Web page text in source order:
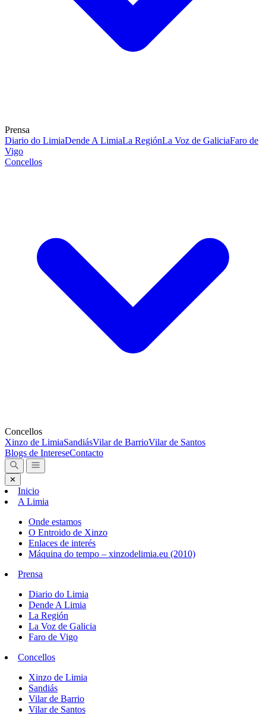
Prensa
Diario do LimiaDende A LimiaLa RegiónLa Voz de GaliciaFaro de
Vigo
Concellos
Concellos
Xinzo de LimiaSandiásVilar de BarrioVilar de Santos
Blogs de IntereseContacto
✕
Inicio
A Limia
Onde estamos
O Entroido de Xinzo
Enlaces de interés
Máquina do tempo – xinzodelimia.eu (2010)
Prensa
Diario do Limia
Dende A Limia
La Región
La Voz de Galicia
Faro de Vigo
Concellos
Xinzo de Limia
Sandiás
Vilar de Barrio
Vilar de Santos